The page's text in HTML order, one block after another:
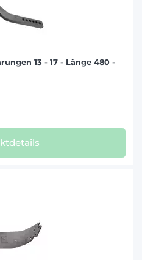
13 - 17 - Länge 480 -